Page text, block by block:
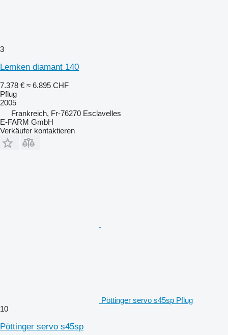
3
Lemken diamant 140
7.378 € ≈ 6.895 CHF
Pflug
2005
Frankreich, Fr-76270 Esclavelles
E-FARM GmbH
Verkäufer kontaktieren
Pöttinger servo s45sp Pflug
10
Pöttinger servo s45sp